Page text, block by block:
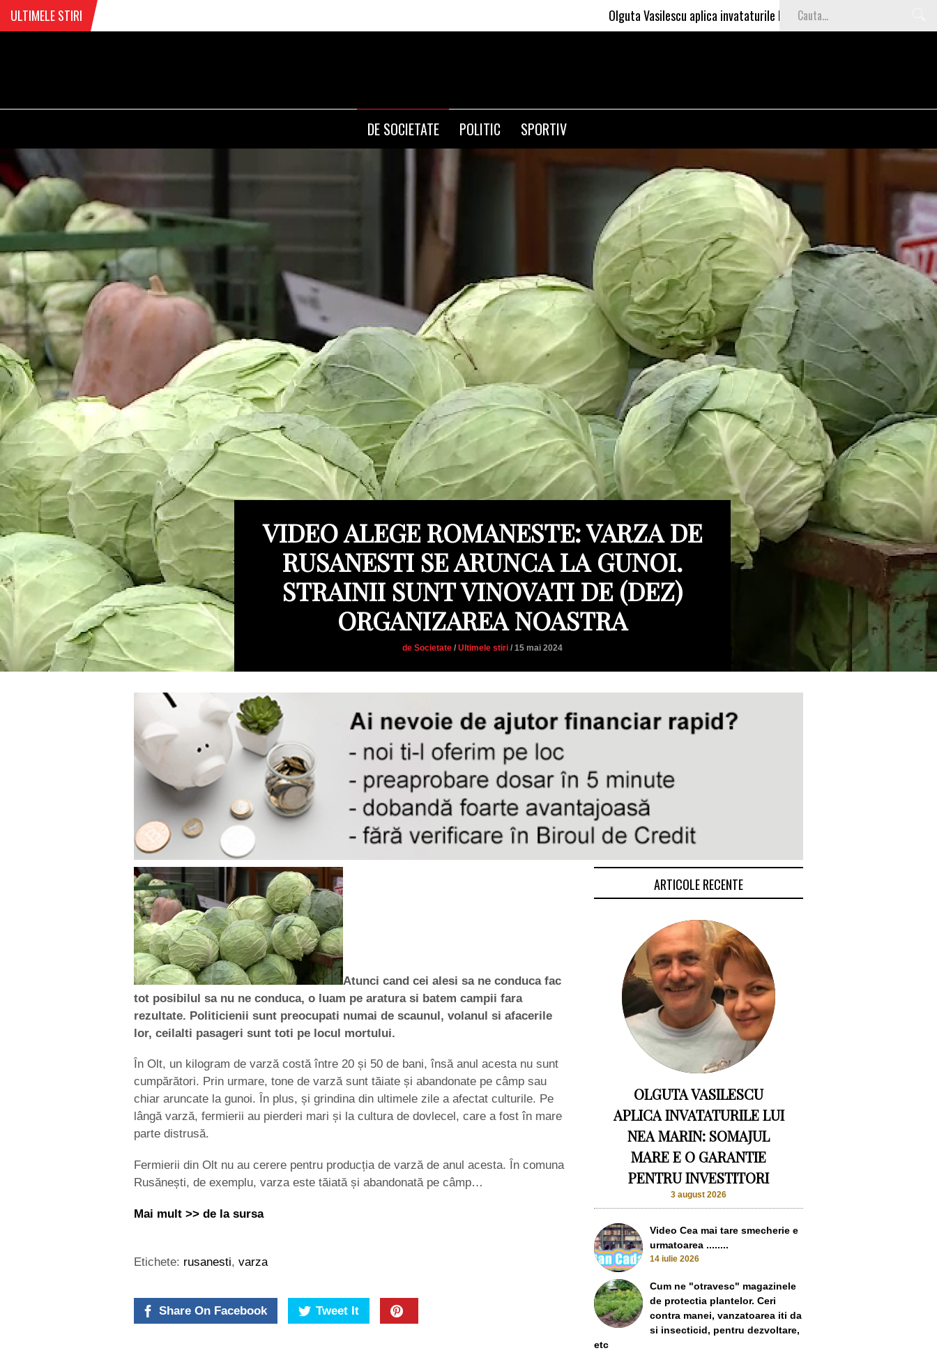
ULTIMELE STIRI Olguta Vasilescu aplica invataturile lui Nea Marin: somajul mare e o garantie
DE SOCIETATE POLITIC SPORTIV
VIDEO ALEGE ROMANESTE: VARZA DE
RUSANESTI SE ARUNCA LA GUNOI.
STRAINII SUNT VINOVATI DE (DEZ)
ORGANIZAREA NOASTRA
de Societate / Ultimele stiri / 15 mai 2024
Atunci cand cei alesi sa ne conduca fac
tot posibilul sa nu ne conduca, o luam pe aratura si batem campii fara
rezultate. Politicienii sunt preocupati numai de scaunul, volanul si afacerile
lor, ceilalti pasageri sunt toti pe locul mortului.
În Olt, un kilogram de varză costă între 20 și 50 de bani, însă anul acesta nu sunt
cumpărători. Prin urmare, tone de varză sunt tăiate și abandonate pe câmp sau
chiar aruncate la gunoi. În plus, și grindina din ultimele zile a afectat culturile. Pe
lângă varză, fermierii au pierderi mari și la cultura de dovlecel, care a fost în mare
parte distrusă.
Fermierii din Olt nu au cerere pentru producția de varză de anul acesta. În comuna
Rusănești, de exemplu, varza este tăiată și abandonată pe câmp…
Mai mult >> de la sursa
Etichete: rusanesti, varza
Share On Facebook Tweet It
ARTICOLE RECENTE
OLGUTA VASILESCU
APLICA INVATATURILE LUI
NEA MARIN: SOMAJUL
MARE E O GARANTIE
PENTRU INVESTITORI
3 august 2026
Video Cea mai tare smecherie e
urmatoarea ........
14 iulie 2026
Cum ne "otravesc" magazinele
de protectia plantelor. Ceri
contra manei, vanzatoarea iti da
si insecticid, pentru dezvoltare,
etc